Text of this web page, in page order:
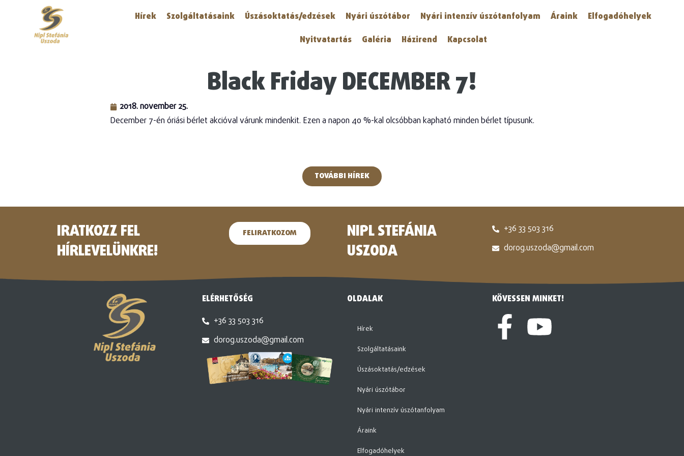
Hírek Szolgáltatásaink Úszásoktatás/edzések Nyári úszótábor Nyári intenzív úszótanfolyam Áraink
Elfogadóhelyek
Nyitvatartás
Galéria Házirend Kapcsolat
Black Friday DECEMBER 7!
2018. november 25.
December 7-én óriási bérlet akcióval várunk mindenkit. Ezen a napon 40 %-kal olcsóbban kapható minden bérlet típusunk.
TOVÁBBI HÍREK
IRATKOZZ FEL
HÍRLEVELÜNKRE!
FELIRATKOZOM
NIPL STEFÁNIA
USZODA
+36 33 503 316
dorog.uszoda@gmail.com
ELÉRHETŐSÉG
+36 33 503 316
dorog.uszoda@gmail.com
OLDALAK
Hírek
Szolgáltatásaink
Úszásoktatás/edzések
Nyári úszótábor
Nyári intenzív úszótanfolyam
Áraink
Elfogadóhelyek
KÖVESSEN MINKET!